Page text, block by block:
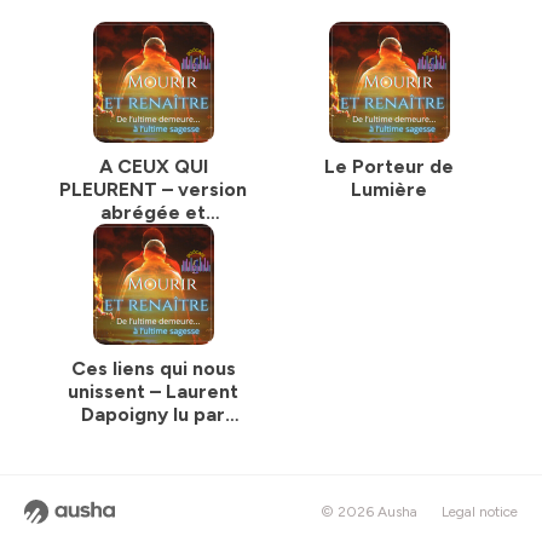
A CEUX QUI
PLEURENT – version
abrégée et
remaniée par
Jérôme Choisnet
d'un texte de
Charles W.
Leadbeater
Le Porteur de
Lumière
Ces liens qui nous
unissent – Laurent
Dapoigny lu par
© 2026 Ausha Legal notice